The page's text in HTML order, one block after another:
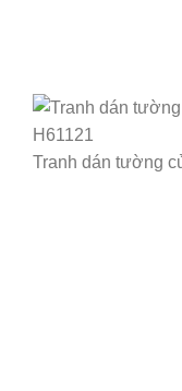
Tranh dán tường